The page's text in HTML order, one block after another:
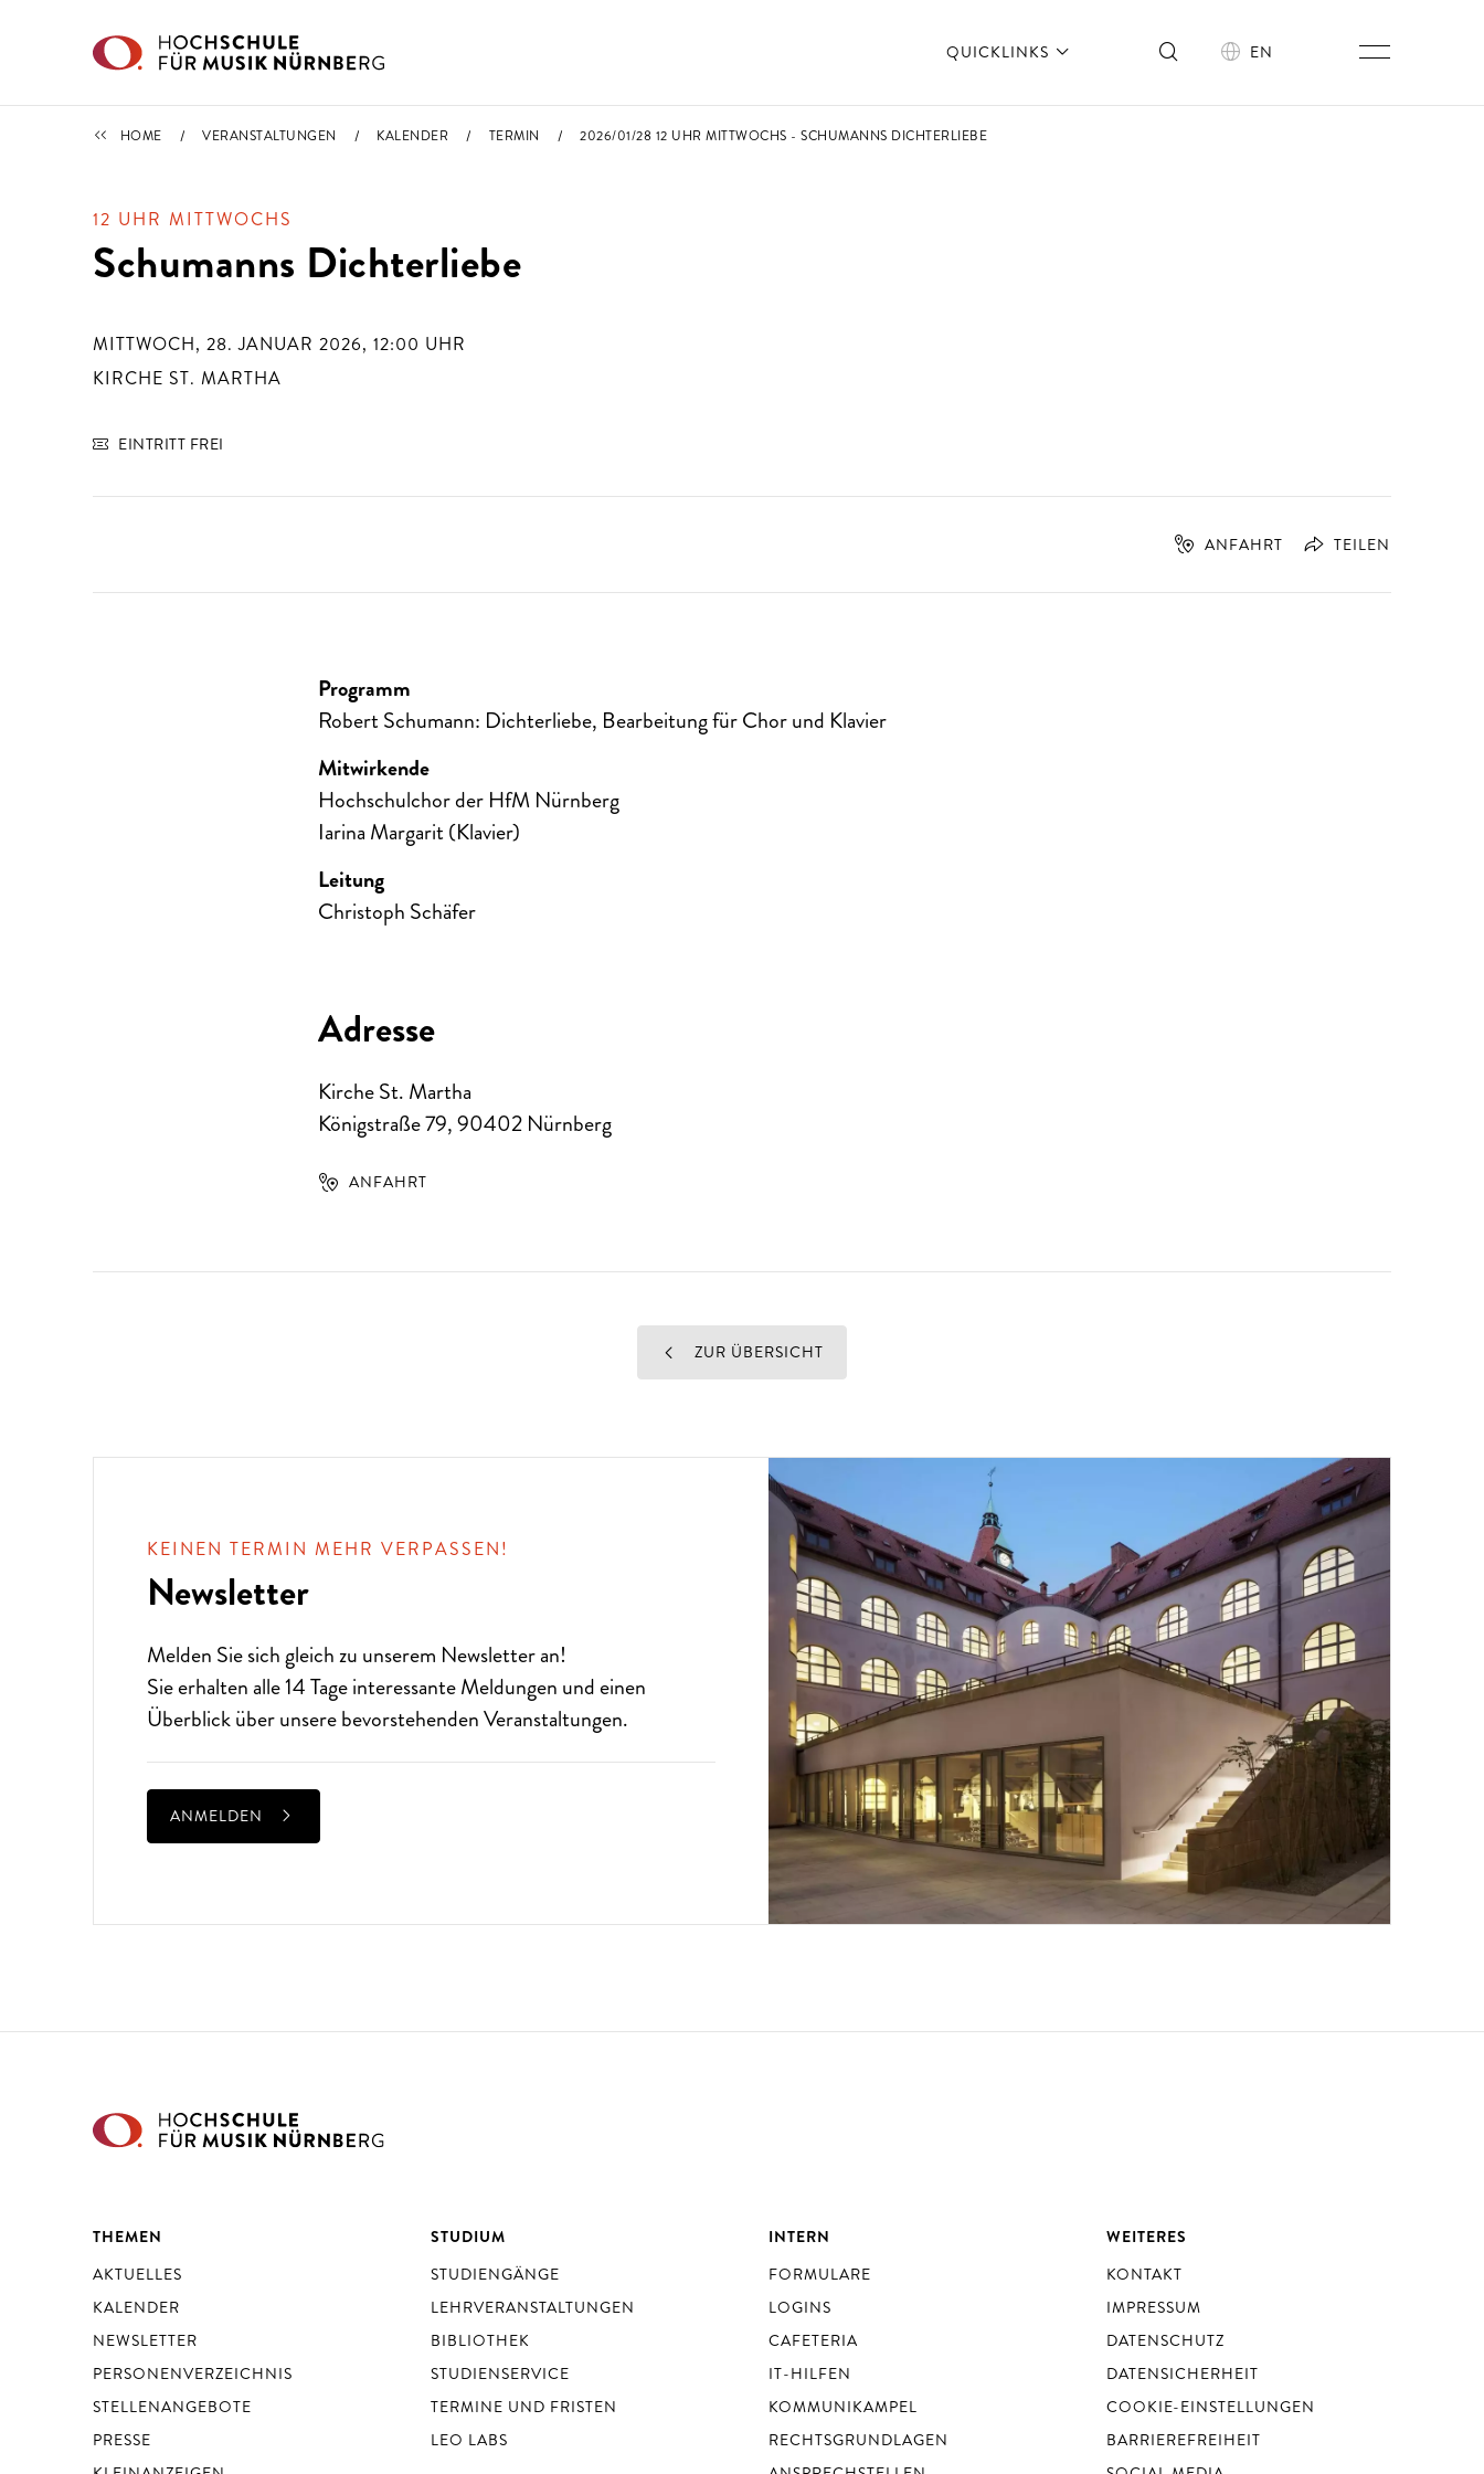
QUICKLINKS EN
TERMINE
HOME VERANSTALTUNGEN KALENDER TERMIN 2026/01/28 12 UHR MITTWOCHS - SCHUMANNS DICHTERLIEBE
12 UHR MITTWOCHS
Schumanns Dichterliebe
MITTWOCH, 28. JANUAR 2026, 12:00 UHR
KIRCHE ST. MARTHA
EINTRITT FREI
ANFAHRT TEILEN
Programm
Robert Schumann: Dichterliebe, Bearbeitung für Chor und Klavier
Mitwirkende
Hochschulchor der HfM Nürnberg
Iarina Margarit (Klavier)
Leitung
Christoph Schäfer
Adresse
Kirche St. Martha
Königstraße 79,90402 Nürnberg
ANFAHRT
ZUR ÜBERSICHT
KEINEN TERMIN MEHR VERPASSEN!
Newsletter
Melden Sie sich gleich zu unserem Newsletteran!
Sie erhalten alle 14 Tage interessante Meldungen und einen
Überblick über unsere bevorstehenden Veranstaltungen.
ANMELDEN
THEMEN
AKTUELLES
KALENDER
NEWSLETTER
PERSONENVERZEICHNIS
STELLENANGEBOTE
PRESSE
STUDIUM
STUDIENGÄNGE
LEHRVERANSTALTUNGEN
BIBLIOTHEK
STUDIENSERVICE
TERMINE UND FRISTEN
LEO LABS
INTERN
FORMULARE
LOGINS
CAFETERIA
IT-HILFEN
KOMMUNIKAMPEL
RECHTSGRUNDLAGEN
WEITERES
KONTAKT
IMPRESSUM
DATENSCHUTZ
DATENSICHERHEIT
COOKIE-EINSTELLUNGEN
BARRIEREFREIHEIT